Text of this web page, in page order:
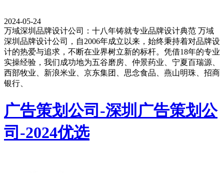
2024-05-24
万域深圳品牌设计公司：十八年铸就专业品牌设计典范 万域
深圳品牌设计公司，自2006年成立以来，始终秉持着对品牌设
计的热爱与追求，不断在业界树立新的标杆。凭借18年的专业
实操经验，我们成功地为五谷磨房、仲景药业、宁夏百瑞源、
西部牧业、新浪米业、京东集团、思念食品、燕山明珠、招商
银行、
广告策划公司-深圳广告策划公
司-2024优选